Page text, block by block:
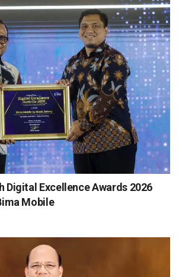
Digital Excellence Awards 2026
Mobile